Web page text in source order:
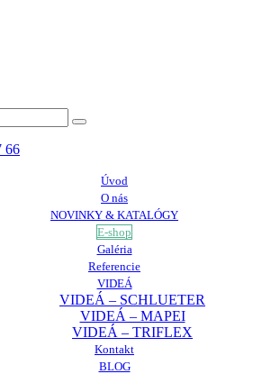
66
Úvod
O nás
NOVINKY & KATALÓGY
E-shop
Galéria
Referencie
VIDEÁ
VIDEÁ – SCHLUETER
VIDEÁ – MAPEI
VIDEÁ – TRIFLEX
Kontakt
BLOG